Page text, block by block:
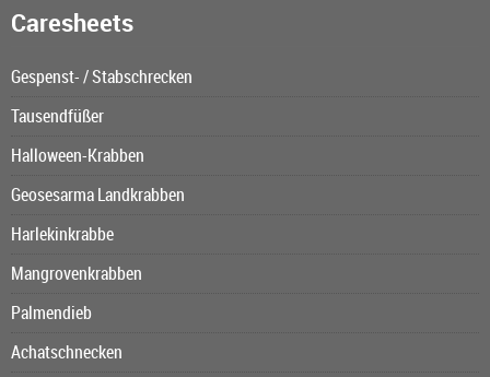
Caresheets
Gespenst- / Stabschrecken
Tausendfüßer
Halloween-Krabben
Geosesarma Landkrabben
Harlekinkrabbe
Mangrovenkrabben
Palmendieb
Achatschnecken